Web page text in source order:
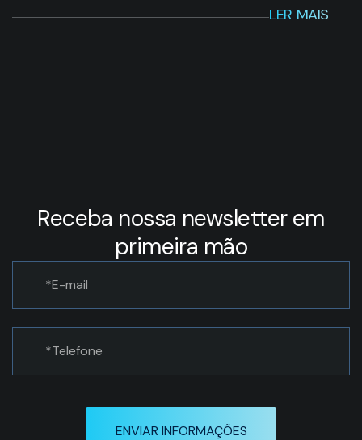
LER MAIS
Receba nossa newsletter em
primeira mão
ENVIAR INFORMAÇÕES